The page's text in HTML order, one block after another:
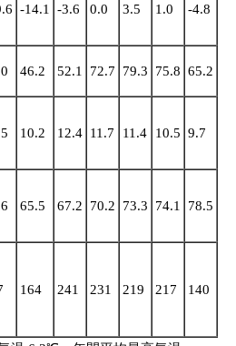
-14.1 -3.6 0.0 3.5 1.0 -4.8
46.2 52.1 72.7 79.3 75.8 65.2
10.2 12.4 11.7 11.4 10.5 9.7
65.5 67.2 70.2 73.3 74.1 78.5
164 241 231 219 217 140